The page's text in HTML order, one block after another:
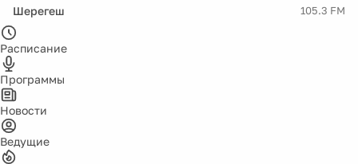
Шерегеш 105.3 FM
Расписание
Программы
Новости
Ведущие